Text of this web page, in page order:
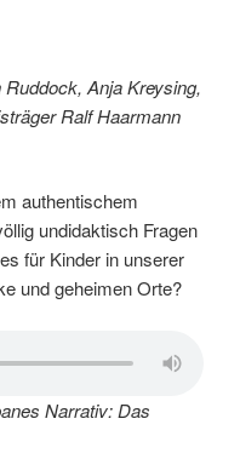
Anja Kreysing,
Ralf Haarmann
authentischem
undidaktisch Fragen
für Kinder in unserer
und geheimen Orte?
Narrativ: Das